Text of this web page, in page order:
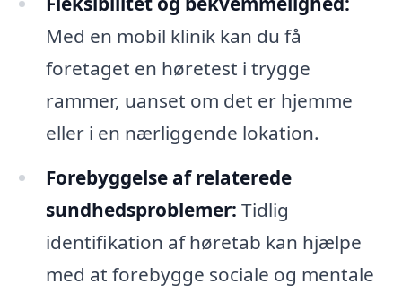
Med en mobil klinik kan du få
foretaget en høretest i trygge
rammer, uanset om det er hjemme
eller i en nærliggende lokation.
Forebyggelse af relaterede
sundhedsproblemer: Tidlig
identifikation af høretab kan hjælpe
med at forebygge sociale og mentale